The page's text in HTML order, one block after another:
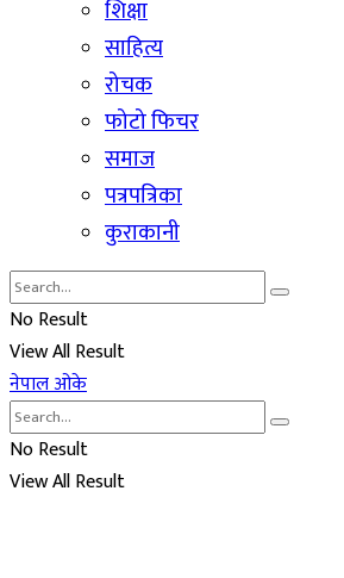
शिक्षा
साहित्य
रोचक
फोटो फिचर
समाज
पत्रपत्रिका
कुराकानी
No Result
View All Result
नेपाल ओके
No Result
View All Result